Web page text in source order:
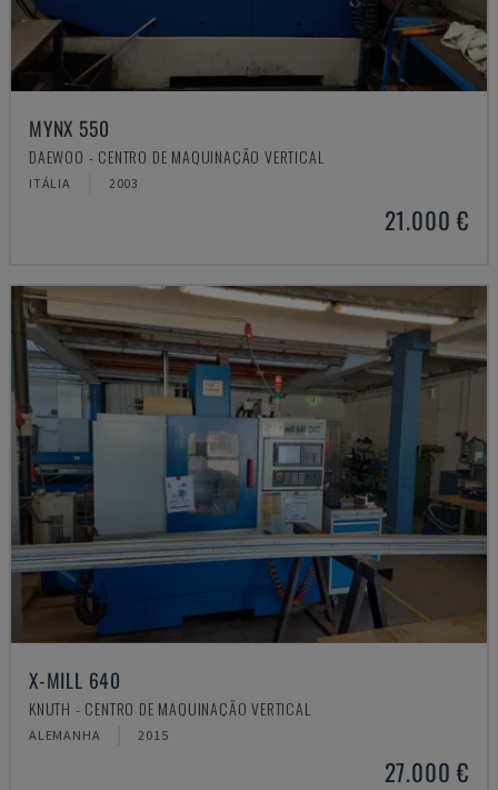
MYNX 550
DAEWOO - CENTRO DE MAQUINAÇÃO VERTICAL
ITÁLIA 2003
21.000 €
X-MILL 640
KNUTH - CENTRO DE MAQUINAÇÃO VERTICAL
ALEMANHA 2015
27.000 €